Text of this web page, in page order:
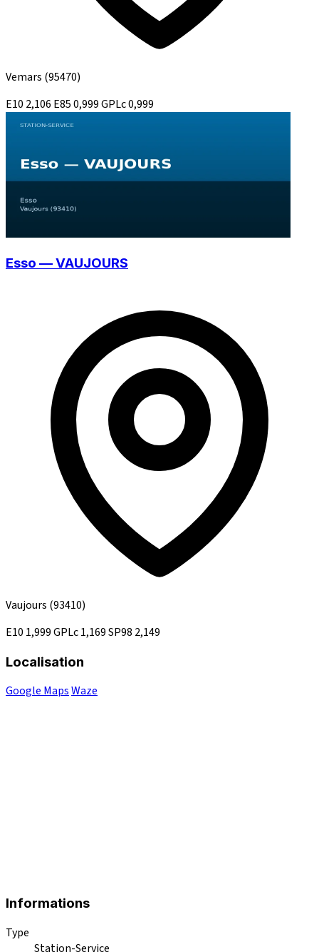
Vemars (95470)
E10 2,106 E850,999GPLc0,999
Esso — VAUJOURS
Vaujours (93410)
E10 1,999GPLc1,169SP98 2,149
Localisation
Google MapsWaze
Informations
Type
Station-Service